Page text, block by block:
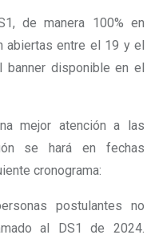
de manera 100% en
abiertas entre el 19 y el
banner disponible en el
mejor atención a las
se hará en fechas
cronograma:
postulantes no
al DS1 de 2024.